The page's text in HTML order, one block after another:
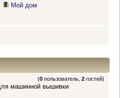
Мой дом
(0 пользователь,2 гостей)
машинной вышивки